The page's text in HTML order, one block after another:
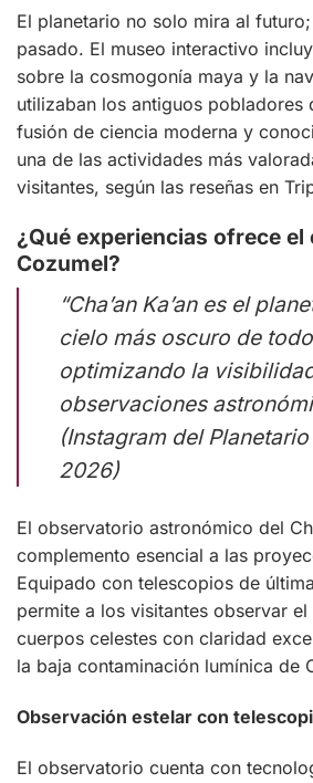
El planetario no solo mira al
pasado. El museo interactivo
sobre la cosmogonía maya y la
utilizaban los antiguos pobladores
fusión de ciencia moderna y
una de las actividades más
visitantes, según las reseñas en
¿Qué experiencias ofrece
Cozumel?
“Cha’an Ka’an es el
cielo más oscuro de
optimizando la
observaciones
(Instagram del
2026)
El observatorio astronómico del
complemento esencial a las
Equipado con telescopios de
permite a los visitantes observar
cuerpos celestes con claridad
la baja contaminación lumínica de
Observación estelar con
El observatorio cuenta con